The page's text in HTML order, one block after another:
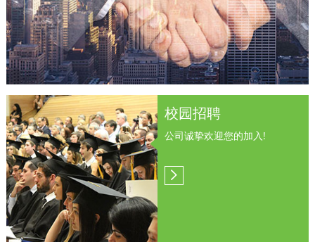
校园招聘
公司诚挚欢迎您的加入!

